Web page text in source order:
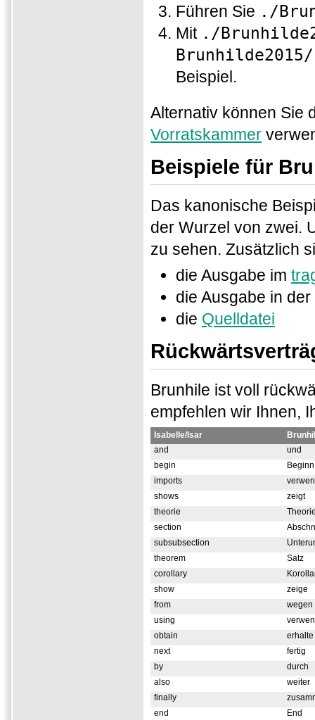
Führen Sie ./
Mit ./
Beispiel.
Alternativ können Sie
Vorratskammer
Beispiele für
Das kanonische
der Wurzel von zwei.
zu sehen. Zusätzlich
die Ausgabe im
die Ausgabe in der
die Quelldatei
Brunhile ist voll
empfehlen wir Ihnen,
Isabelle/Isar
and
und
begin
Beginn
imports
shows
zeigt
theorie
section
subsubsection
theorem
Satz
corollary
show
zeige
from
wegen
using
obtain
erhalte
next
fertig
by
durch
also
weiter
finally
end
End